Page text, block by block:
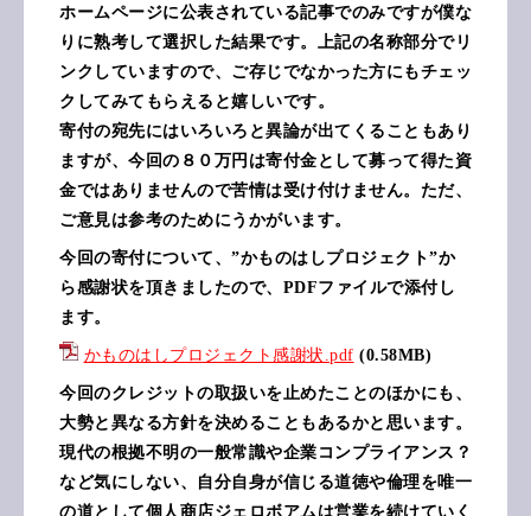
ホームページに公表されている記事でのみですが僕な
りに熟考して選択した結果です。上記の名称部分でリ
ンクしていますので、ご存じでなかった方にもチェッ
クしてみてもらえると嬉しいです。
寄付の宛先にはいろいろと異論が出てくることもあり
ますが、今回の８０万円は寄付金として募って得た資
金ではありませんので苦情は受け付けません。ただ、
ご意見は参考のためにうかがいます。
今回の寄付について、”かものはしプロジェクト”か
ら感謝状を頂きましたので、PDFファイルで添付し
ます。
かものはしプロジェクト感謝状.pdf (0.58MB)
今回のクレジットの取扱いを止めたことのほかにも、
大勢と異なる方針を決めることもあるかと思います。
現代の根拠不明の一般常識や企業コンプライアンス？
など気にしない、自分自身が信じる道徳や倫理を唯一
の道として個人商店ジェロボアムは営業を続けていく